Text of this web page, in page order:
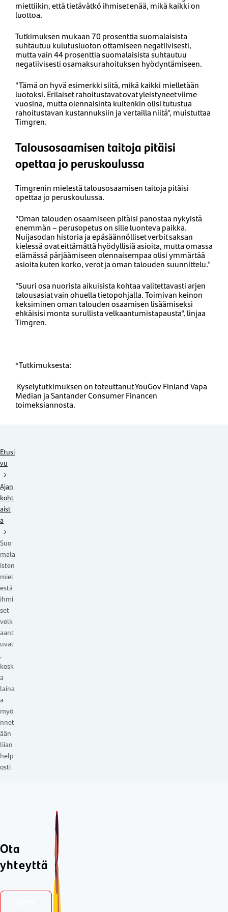
miettiikin, että tietävätkö ihmiset enää, mikä kaikki on
luottoa.
Tutkimuksen mukaan 70 prosenttia suomalaisista
suhtautuu kulutusluoton ottamiseen negatiivisesti,
mutta vain 44 prosenttia suomalaisista suhtautuu
negatiivisesti osamaksurahoituksen hyödyntämiseen.
"Tämä on hyvä esimerkki siitä, mikä kaikki mielletään
luotoksi. Erilaiset rahoitustavat ovat yleistyneet viime
vuosina, mutta olennaisinta kuitenkin olisi tutustua
rahoitustavan kustannuksiin ja vertailla niitä", muistuttaa
Timgren.
Talousosaamisen taitoja pitäisi
opettaa jo peruskoulussa
Timgrenin mielestä talousosaamisen taitoja pitäisi
opettaa jo peruskoulussa.
"Oman talouden osaamiseen pitäisi panostaa nykyistä
enemmän – perusopetus on sille luonteva paikka.
Nuijasodan historia ja epäsäännölliset verbit saksan
kielessä ovat eittämättä hyödyllisiä asioita, mutta omassa
elämässä pärjäämiseen olennaisempaa olisi ymmärtää
asioita kuten korko, verot ja oman talouden suunnittelu."
"Suuri osa nuorista aikuisista kohtaa valitettavasti arjen
talousasiat vain ohuella tietopohjalla. Toimivan keinon
keksiminen oman talouden osaamisen lisäämiseksi
ehkäisisi monta surullista velkaantumistapausta", linjaa
Timgren.
*Tutkimuksesta:
Kyselytutkimuksen on toteuttanut YouGov Finland Vapa
Median ja Santander Consumer Financen
toimeksiannosta.
Etusi
vu
Ajan
koht
aist
a
Suo
mala
isten
miel
estä
ihmi
set
velk
aant
uvat
,
kosk
a
laina
a
myö
nnet
ään
liian
help
osti
Ota
yhteyttä